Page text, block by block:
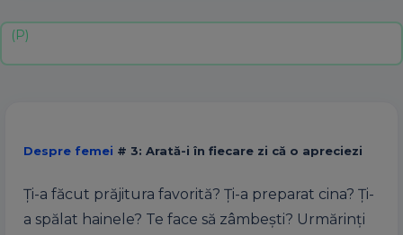
Despre femei # 3: Arată-i în fiecare zi că o apreciezi
Ţi-a făcut prăjitura favorită? Ţi-a preparat cina? Ţi-
a spălat hainele? Te face să zâmbeşti? Urmărinţi